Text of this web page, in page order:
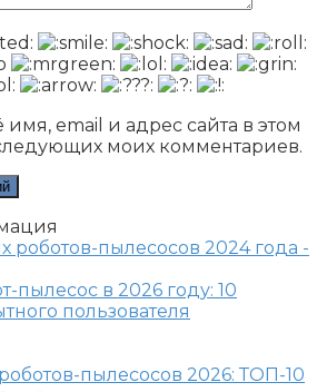
email и адрес сайта в этом
моих комментариев.
пылесос в 2026 году: 10
пользователя
пылесосов 2026: ТОП-10